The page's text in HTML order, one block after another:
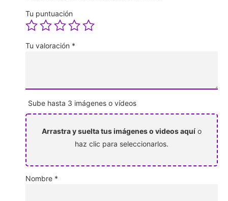
Tu puntuación
Tu valoración *
Sube hasta 3 imágenes o vídeos
Arrastra y suelta tus imágenes o videos aquí o
haz clic para seleccionarlos.
Nombre *